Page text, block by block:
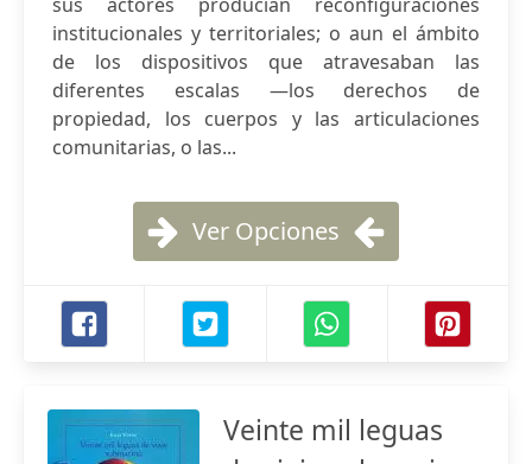
institucionales y territoriales; o aun el ámbito
de los dispositivos que atravesaban las
diferentes escalas —los derechos de
propiedad, los cuerpos y las articulaciones
comunitarias, o las...
Ver Opciones
Veinte mil leguas